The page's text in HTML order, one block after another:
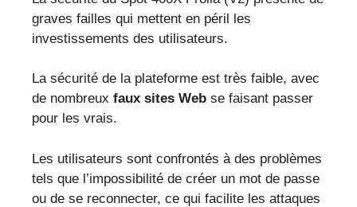
graves failles qui mettent en péril les
investissements des utilisateurs.
La sécurité de la plateforme est très faible, avec
de nombreux faux sites Web se faisant passer
pour les vrais.
Les utilisateurs sont confrontés à des problèmes
tels que l’impossibilité de créer un mot de passe
ou de se reconnecter, ce qui facilite les attaques